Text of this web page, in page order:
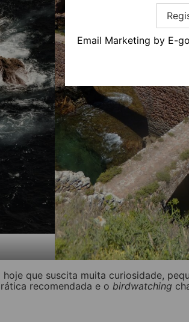
Email Marketing by E-
que suscita muita curiosidade,
recomendada e o birdwatching